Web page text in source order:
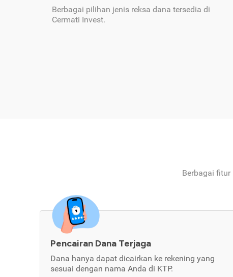
Berbagai pilihan jenis reksa dana tersedia di
Cermati Invest.
Berbagai
Pencairan Dana Terjaga
Dana hanya dapat dicairkan ke rekening yang
sesuai dengan nama Anda di KTP.